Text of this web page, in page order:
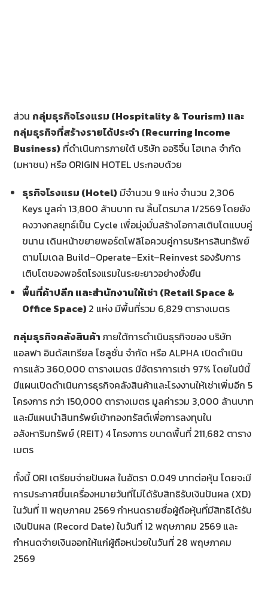
ส่วน กลุ่มธุรกิจโรงแรม (Hospitality & Tourism) และ
กลุ่มธุรกิจที่สร้างรายได้ประจำ (Recurring Income
Business) ที่ดำเนินการภายใต้ บริษัท ออริจิ้น โฮเทล จำกัด
(มหาชน) หรือ ORIGIN HOTEL ประกอบด้วย
ธุรกิจโรงแรม (Hotel) มีจำนวน 9 แห่ง จำนวน 2,306
Keys มูลค่า 13,800 ล้านบาท ณ สิ้นไตรมาส 1/2569 โดยยัง
คงวางกลยุทธ์เป็น Cycle เพื่อมุ่งมั่นสร้างโอกาสเติบโตแบบคู่
ขนาน เดินหน้าขยายพอร์ตโฟลิโอควบคู่การบริหารสินทรัพย์
ตามโมเดล Build–Operate–Exit–Reinvest รองรับการ
เติบโตของพอร์ตโรงแรมในระยะยาวอย่างยั่งยืน
พื้นที่ค้าปลีก และสำนักงานให้เช่า (Retail Space &
Office Space) 2 แห่ง มีพื้นที่รวม 6,829 ตารางเมตร
กลุ่มธุรกิจคลังสินค้า ภายใต้การดำเนินธุรกิจของ บริษัท
แอลฟา อินดัสเทรียล โซลูชั่น จำกัด หรือ ALPHA เปิดดำเนิน
การแล้ว 360,000 ตารางเมตร มีอัตราการเช่า 97% โดยในปีนี้
มีแผนเปิดดำเนินการธุรกิจคลังสินค้าและโรงงานให้เช่าเพิ่มอีก 5
โครงการ กว่า 150,000 ตารางเมตร มูลค่ารวม 3,000 ล้านบาท
และมีแผนนำสินทรัพย์เข้ากองทรัสต์เพื่อการลงทุนใน
อสังหาริมทรัพย์ (REIT) 4 โครงการ ขนาดพื้นที่ 211,682 ตาราง
เมตร
ทั้งนี้ ORI เตรียมจ่ายปันผล ในอัตรา 0.049 บาทต่อหุ้น โดยจะมี
การประกาศขึ้นเครื่องหมายวันที่ไม่ได้รับสิทธิรับเงินปันผล (XD)
ในวันที่ 11 พฤษภาคม 2569 กำหนดรายชื่อผู้ถือหุ้นที่มีสิทธิได้รับ
เงินปันผล (Record Date) ในวันที่ 12 พฤษภาคม 2569 และ
กำหนดจ่ายเงินออกให้แก่ผู้ถือหน่วยในวันที่ 28 พฤษภาคม
2569